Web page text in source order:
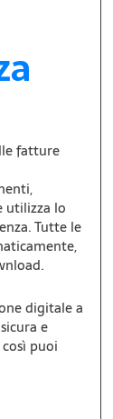
fatture
utilizza lo
Tutte le
digitale a
e
puoi